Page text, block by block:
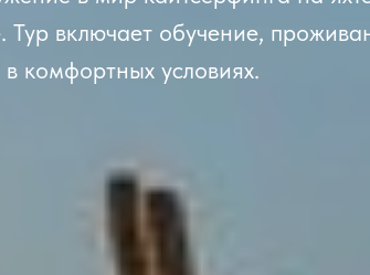
включает обучение,
комфортных условиях.